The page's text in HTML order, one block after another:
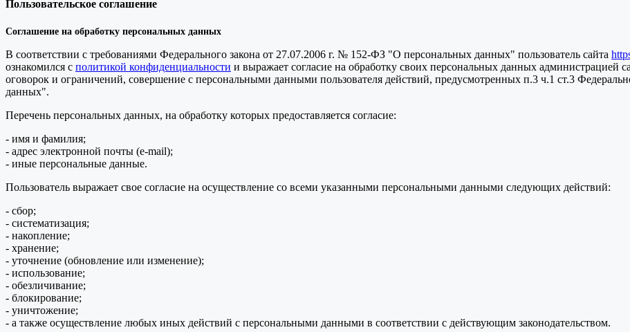
Пользовательское соглашение
Соглашение на обработку персональных данных
В соответствии с требованиями Федерального закона от 27.07.2006 г. № 152-ФЗ "О персональных данных" пользователь сайта
ознакомился с политикой конфиденциальности и выражает согласие на обработку своих персональных данных
оговорок и ограничений, совершение с персональными данными пользователя действий, предусмотренных п.3 ч.1 ст.3
данных".
Перечень персональных данных, на обработку которых предоставляется согласие:
- имя и фамилия;
- адрес электронной почты (e-mail);
- иные персональные данные.
Пользователь выражает свое согласие на осуществление со всеми указанными персональными данными следующих действий:
- сбор;
- систематизация;
- накопление;
- хранение;
- уточнение (обновление или изменение);
- использование;
- обезличивание;
- блокирование;
- уничтожение;
- а также осуществление любых иных действий с персональными данными в соответствии с действующим законодательством.